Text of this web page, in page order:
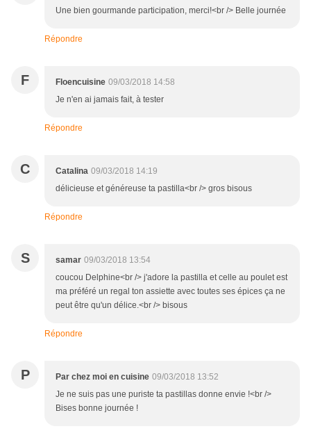
Une bien gourmande participation, merci!<br /> Belle journée
Répondre
F Floencuisine 09/03/2018 14:58
Je n'en ai jamais fait, à tester
Répondre
C Catalina 09/03/2018 14:19
délicieuse et généreuse ta pastilla<br /> gros bisous
Répondre
S samar 09/03/2018 13:54
coucou Delphine<br /> j'adore la pastilla et celle au poulet est
ma préféré un regal ton assiette avec toutes ses épices ça ne
peut être qu'un délice.<br /> bisous
Répondre
P Par chez moi en cuisine 09/03/2018 13:52
Je ne suis pas une puriste ta pastillas donne envie !<br />
Bises bonne journée !